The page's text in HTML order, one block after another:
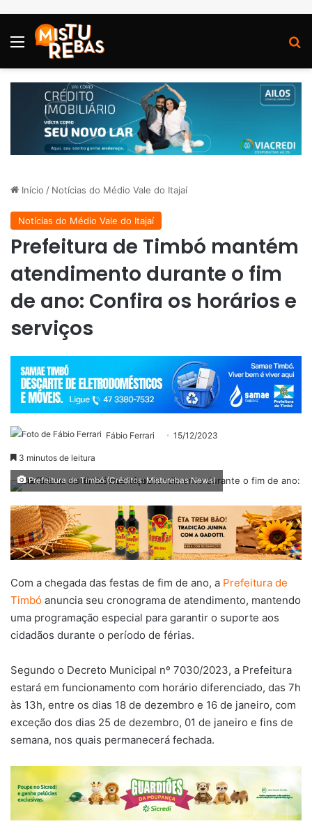
Menu
Início / Notícias do Médio Vale do Itajaí
Notícias do Médio Vale do Itajaí
Prefeitura de Timbó mantém
atendimento durante o fim
de ano: Confira os horários e
serviços
Fábio Ferrari 15/12/2023
3 minutos de leitura
Prefeitura de Timbó (Créditos: Misturebas News)
Com a chegada das festas de fim de ano, a Prefeitura de
Timbó anuncia seu cronograma de atendimento, mantendo
uma programação especial para garantir o suporte aos
cidadãos durante o período de férias.
Segundo o Decreto Municipal nº 7030/2023, a Prefeitura
estará em funcionamento com horário diferenciado, das 7h
às 13h, entre os dias 18 de dezembro e 16 de janeiro, com
exceção dos dias 25 de dezembro, 01 de janeiro e fins de
semana, nos quais permanecerá fechada.